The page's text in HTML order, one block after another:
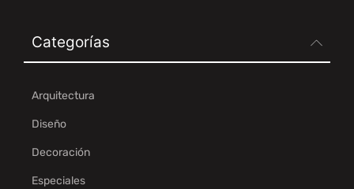
Categorías
Arquitectura
Diseño
Decoración
Especiales